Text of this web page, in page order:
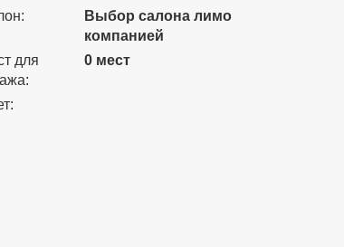
Выбор салона лимо
компанией
для
0 мест